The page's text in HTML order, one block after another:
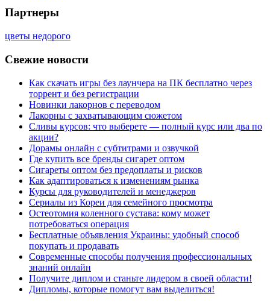
Партнеры
цветы недорого
Свежие новости
Как скачать игры без лаунчера на ПК бесплатно через
торрент и без регистрации
Новинки лакорнов с переводом
Лакорны с захватывающим сюжетом
Сливы курсов: что выберете — полный курс или два по
акции?
Дорамы онлайн с субтитрами и озвучкой
Где купить все бренды сигарет оптом
Сигареты оптом без предоплаты и рисков
Как адаптироваться к изменениям рынка
Курсы для руководителей и менеджеров
Сериалы из Кореи для семейного просмотра
Остеотомия коленного сустава: кому может
потребоваться операция
Бесплатные объявления Украины: удобный способ
покупать и продавать
Современные способы получения профессиональных
знаний онлайн
Получите диплом и станьте лидером в своей области!
Дипломы, которые помогут вам выделиться!